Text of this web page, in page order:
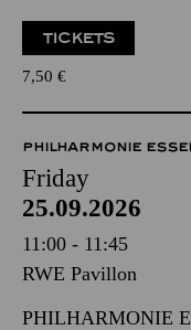
TICKETS
7,50 €
PHILHARMONIE
Friday
25.09.2026
11:00 - 11:45
RWE Pavillon
PHILHARMONIE